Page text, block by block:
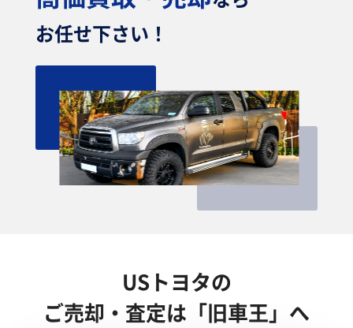
お任せ下さい！
USトヨタの
ご売却・査定は「旧車王」へ